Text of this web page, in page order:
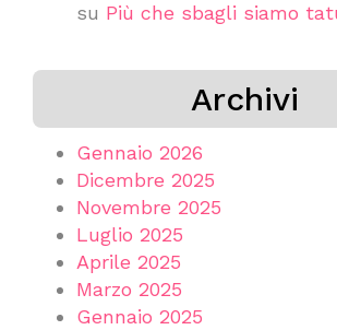
su Più che sbagli siamo
Archivi
Gennaio 2026
Dicembre 2025
Novembre 2025
Luglio 2025
Aprile 2025
Marzo 2025
Gennaio 2025